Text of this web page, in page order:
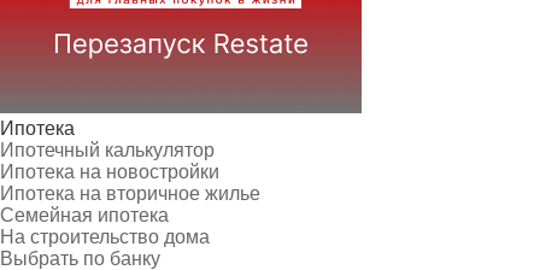
Ипотека
Ипотечный калькулятор
Ипотека на новостройки
Ипотека на вторичное жилье
Семейная ипотека
На строительство дома
Выбрать по банку